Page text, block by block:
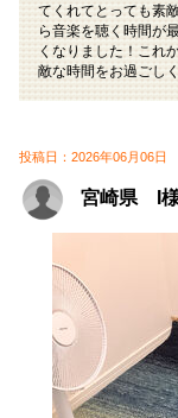
てくれてとっても素
ら音楽を聴く時間が
くなりました！これ
敵な時間をお過ごし
投稿日：2026年06月06日
宮崎県 I